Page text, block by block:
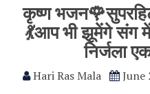
कृष्ण
💃आप भी झूमेंगे संग
निर्जला
Hari Ras Mala June